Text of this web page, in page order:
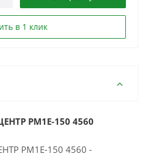
в 1 клик
PM1E-150 4560
PM1E-150 4560 -